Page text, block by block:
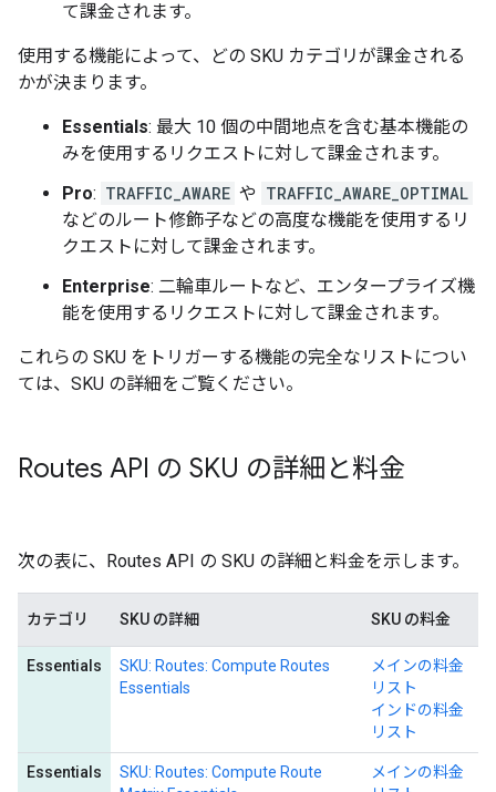
て課金されます。
使用する機能によって、どの SKU カテゴリが課金される
かが決まります。
Essentials: 最大 10 個の中間地点を含む基本機能の
みを使用するリクエストに対して課金されます。
Pro: TRAFFIC_AWARE や TRAFFIC_AWARE_OPTIMAL
などのルート修飾子などの高度な機能を使用するリ
クエストに対して課金されます。
Enterprise: 二輪車ルートなど、エンタープライズ機
能を使用するリクエストに対して課金されます。
これらの SKU をトリガーする機能の完全なリストについ
ては、SKU の詳細をご覧ください。
Routes API の SKU の詳細と料金
次の表に、Routes API の SKU の詳細と料金を示します。
カテゴリ SKU の詳細 SKU の料金
Essentials
SKU: Routes: Compute Routes
Essentials
メインの料金
リスト
インドの料金
リスト
Essentials
SKU: Routes: Compute Route
メインの料金